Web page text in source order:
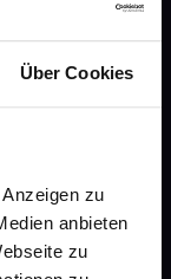
Über Cookies
zu
anbieten
zu